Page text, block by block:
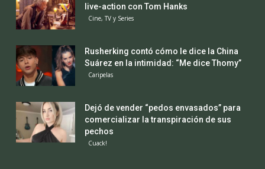
live-action con Tom Hanks
Cine, TV y Series
Rusherking contó cómo le dice la China
Suárez en la intimidad: “Me dice Thomy”
Caripelas
Dejó de vender “pedos envasados” para
comercializar la transpiración de sus
pechos
Cuack!